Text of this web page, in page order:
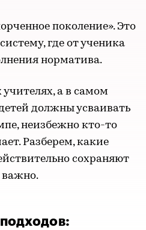
поколение». Это
где от ученика
норматива.
а в самом
должны усваивать
неизбежно кто-то
Разберем, какие
сохраняют
важно.